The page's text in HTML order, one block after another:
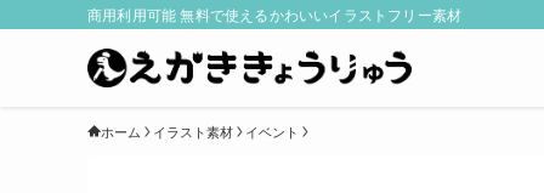
商用利用可能 無料で使えるかわいいイラストフリー素材
ホーム イラスト素材 イベント